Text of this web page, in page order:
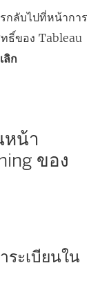
กลับไปที่หน้าการ
ธิ์ของ Tableau
ลิก
หน้า
ของ
ะเบียนใน